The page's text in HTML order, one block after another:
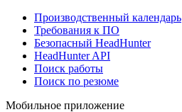
Производственный календарь
Требования к ПО
Безопасный HeadHunter
HeadHunter API
Поиск работы
Поиск по резюме
Мобильное приложение